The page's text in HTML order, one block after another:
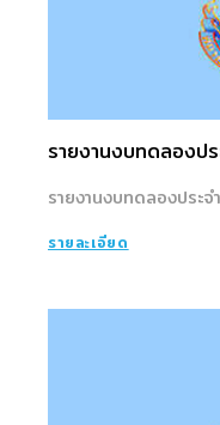
รายงานงบทดลองป
รายงานงบทดลองประ
รายละเอียด